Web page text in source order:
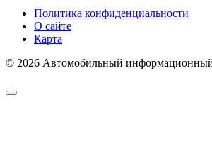
Политика конфиденциальности
О сайте
Карта
© 2026 Автомобильный информационный